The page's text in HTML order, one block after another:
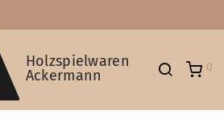
Holzspielwaren
Ackermann
0